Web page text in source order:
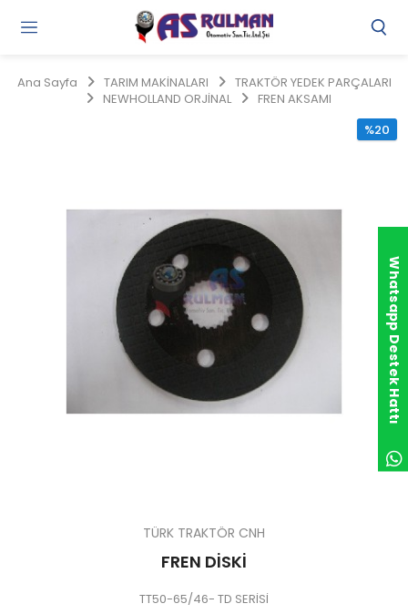
Ana Sayfa TARIM MAKİNALARI
TRAKTÖR YEDEK PARÇALARI
NEWHOLLAND ORJİNAL
FREN AKSAMI
%20
TÜRK TRAKTÖR CNH
FREN DİSKİ
TT50-65/46- TD SERİSİ
Whatsapp Destek Hattı